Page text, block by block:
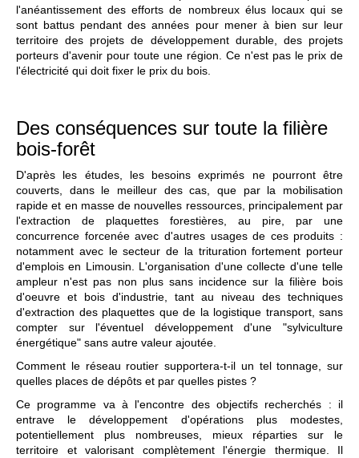
l'anéantissement des efforts de nombreux élus locaux qui se
sont battus pendant des années pour mener à bien sur leur
territoire des projets de développement durable, des projets
porteurs d'avenir pour toute une région. Ce n'est pas le prix de
l'électricité qui doit fixer le prix du bois.
Des conséquences sur toute la filière
bois-forêt
D'après les études, les besoins exprimés ne pourront être
couverts, dans le meilleur des cas, que par la mobilisation
rapide et en masse de nouvelles ressources, principalement par
l'extraction de plaquettes forestières, au pire, par une
concurrence forcenée avec d'autres usages de ces produits :
notamment avec le secteur de la trituration fortement porteur
d'emplois en Limousin. L'organisation d'une collecte d'une telle
ampleur n'est pas non plus sans incidence sur la filière bois
d'oeuvre et bois d'industrie, tant au niveau des techniques
d'extraction des plaquettes que de la logistique transport, sans
compter sur l'éventuel développement d'une "sylviculture
énergétique" sans autre valeur ajoutée.
Comment le réseau routier supportera-t-il un tel tonnage, sur
quelles places de dépôts et par quelles pistes ?
Ce programme va à l'encontre des objectifs recherchés : il
entrave le développement d'opérations plus modestes,
potentiellement plus nombreuses, mieux réparties sur le
territoire et valorisant complètement l'énergie thermique. Il